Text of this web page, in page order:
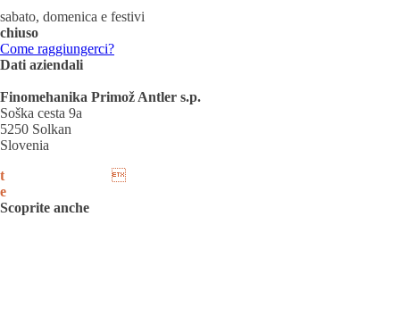
sabato, domenica e festivi
chiuso
Come raggiungerci?
Dati aziendali
Finomehanika Primož Antler s.p.
Soška cesta 9a
5250 Solkan
Slovenia
t

e
Scoprite anche